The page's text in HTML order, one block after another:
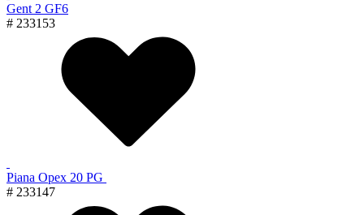
Gent 2 GF6
# 233153
Piana Орех 20 PG
# 233147